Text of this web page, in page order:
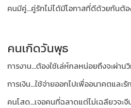
คนมีคู่...คู่รักไม่ได้มีโอกาสที่ดีด้วยกันต้
คนเกิดวันพุธ
การงาน...ต้องใช้เล่ห์กลหน่อยถึงจะผ่าน
การเงิน...ใช้จ่ายออกไปเพื่ออนาคตและ
คนโสด...เจอคนที่ฉลาดแต่ไม่เฉลียวจะ